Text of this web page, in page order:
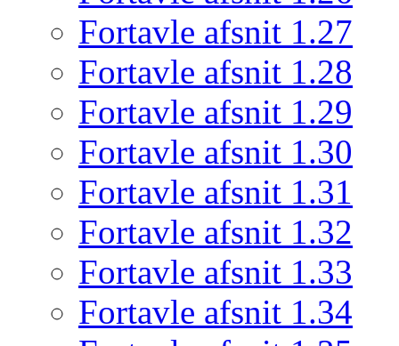
Fortavle afsnit 1.27
Fortavle afsnit 1.28
Fortavle afsnit 1.29
Fortavle afsnit 1.30
Fortavle afsnit 1.31
Fortavle afsnit 1.32
Fortavle afsnit 1.33
Fortavle afsnit 1.34